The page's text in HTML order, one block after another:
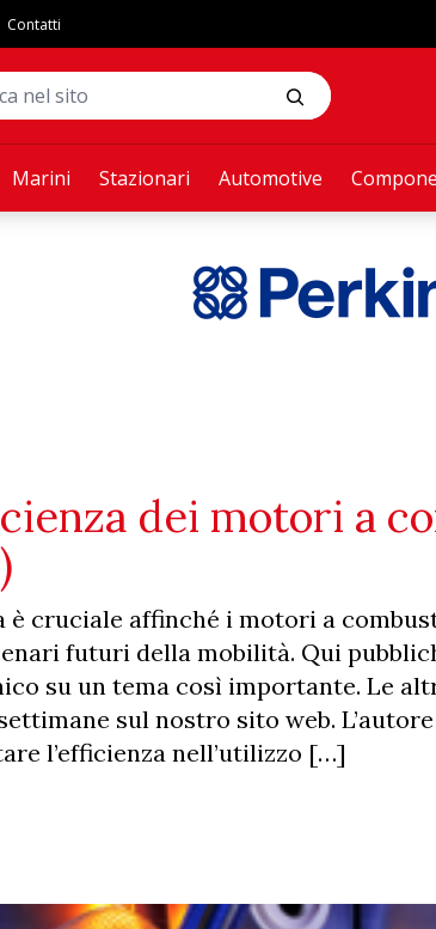
Marini Stazionari Automotive
Contatti
dei motori a
è cruciale affinché i motori a
futuri della mobilità. Qui
su un tema così importante. Le
sul nostro sito web.
l’efficienza nell’utilizzo […]